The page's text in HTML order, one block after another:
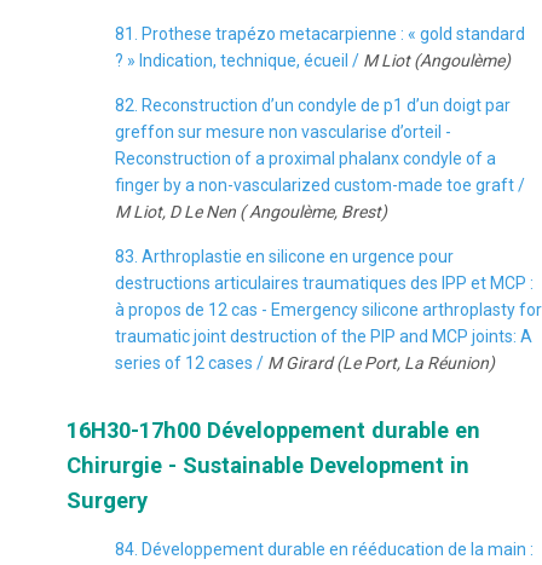
81. Prothese trapézo metacarpienne : « gold standard
? » Indication, technique, écueil / M Liot (Angoulème)
82. Reconstruction d’un condyle de p1 d’un doigt par
greffon sur mesure non vascularise d’orteil -
Reconstruction of a proximal phalanx condyle of a
finger by a non-vascularized custom-made toe graft /
M Liot, D Le Nen ( Angoulème, Brest)
83. Arthroplastie en silicone en urgence pour
destructions articulaires traumatiques des IPP et MCP :
à propos de 12 cas - Emergency silicone arthroplasty for
traumatic joint destruction of the PIP and MCP joints: A
series of 12 cases / M Girard (Le Port, La Réunion)
16H30-17h00 Développement durable en
Chirurgie - Sustainable Development in
Surgery
84. Développement durable en rééducation de la main :